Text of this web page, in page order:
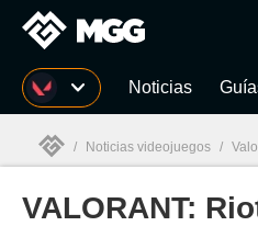
MGG Noticias
MGG
/ Noticias videojuegos /
VALORANT: